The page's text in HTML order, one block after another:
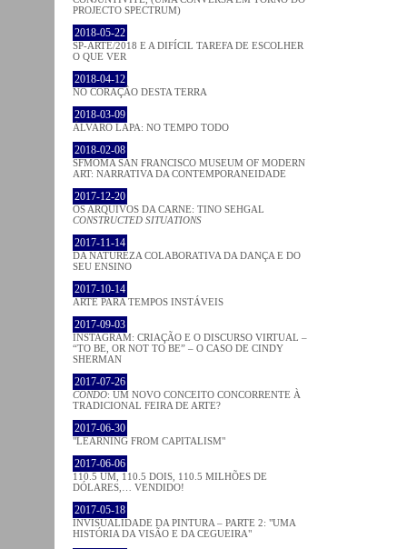
PROJECTO SPECTRUM)
2018-05-22
SP-ARTE/2018 E A DIFÍCIL TAREFA DE ESCOLHER
O QUE VER
2018-04-12
NO CORAÇÂO DESTA TERRA
2018-03-09
ÁLVARO LAPA: NO TEMPO TODO
2018-02-08
SFMOMA SAN FRANCISCO MUSEUM OF MODERN
ART: NARRATIVA DA CONTEMPORANEIDADE
2017-12-20
OS ARQUIVOS DA CARNE: TINO SEHGAL
CONSTRUCTED SITUATIONS
2017-11-14
DA NATUREZA COLABORATIVA DA DANÇA E DO
SEU ENSINO
2017-10-14
ARTE PARA TEMPOS INSTÁVEIS
2017-09-03
INSTAGRAM: CRIAÇÃO E O DISCURSO VIRTUAL –
“TO BE, OR NOT TO BE” – O CASO DE CINDY
SHERMAN
2017-07-26
CONDO: UM NOVO CONCEITO CONCORRENTE À
TRADICIONAL FEIRA DE ARTE?
2017-06-30
"LEARNING FROM CAPITALISM"
2017-06-06
110.5 UM, 110.5 DOIS, 110.5 MILHÕES DE
DÓLARES,… VENDIDO!
2017-05-18
INVISUALIDADE DA PINTURA – PARTE 2: "UMA
HISTÓRIA DA VISÃO E DA CEGUEIRA"